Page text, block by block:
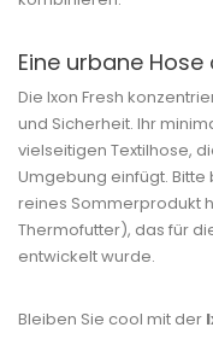
Eine urbane
Die Ixon Fresh
und Sicherheit. Ihr
vielseitigen Textilhose,
Umgebung einfügt. Bitte
reines Sommerprodukt
Thermofutter), das für
entwickelt wurde.
Bleiben Sie cool mit der